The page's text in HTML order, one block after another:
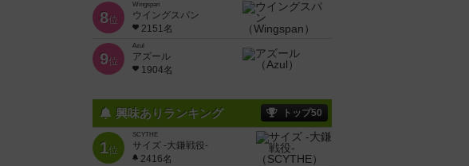
8位
Wingspan
ウイングスパン
2151名
9位
Azul
アズール
1904名
興味ありランキング トップ50
1位
SCYTHE
サイズ -大鎌戦役-
2416名